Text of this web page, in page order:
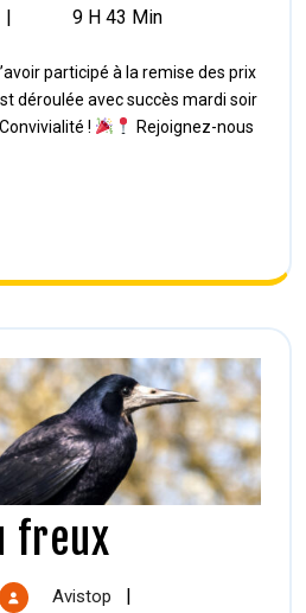
| 9 H 43 Min
participé à la remise des prix
déroulée avec succès mardi soir
!
Rejoignez-nous
freux
Avistop